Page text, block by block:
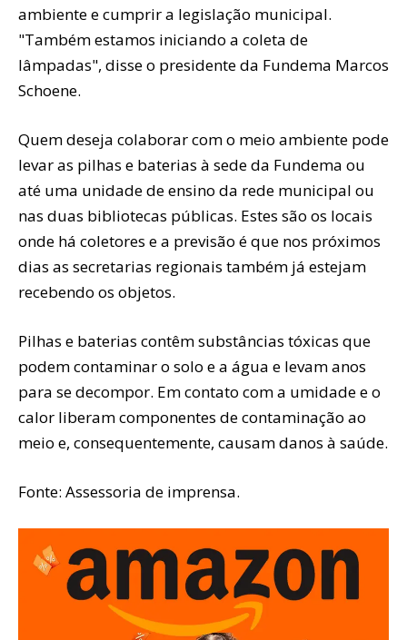
ambiente e cumprir a legislação municipal.
"Também estamos iniciando a coleta de
lâmpadas", disse o presidente da Fundema Marcos
Schoene.
Quem deseja colaborar com o meio ambiente pode
levar as pilhas e baterias à sede da Fundema ou
até uma unidade de ensino da rede municipal ou
nas duas bibliotecas públicas. Estes são os locais
onde há coletores e a previsão é que nos próximos
dias as secretarias regionais também já estejam
recebendo os objetos.
Pilhas e baterias contêm substâncias tóxicas que
podem contaminar o solo e a água e levam anos
para se decompor. Em contato com a umidade e o
calor liberam componentes de contaminação ao
meio e, consequentemente, causam danos à saúde.
Fonte: Assessoria de imprensa.